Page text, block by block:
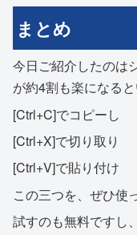
まとめ
今日ご紹介したのは
が約4割も楽になると
[Ctrl+C]でコピーし
[Ctrl+X]で切り取り
[Ctrl+V]で貼り付け
この三つを、ぜひ使
試すのも無料ですし